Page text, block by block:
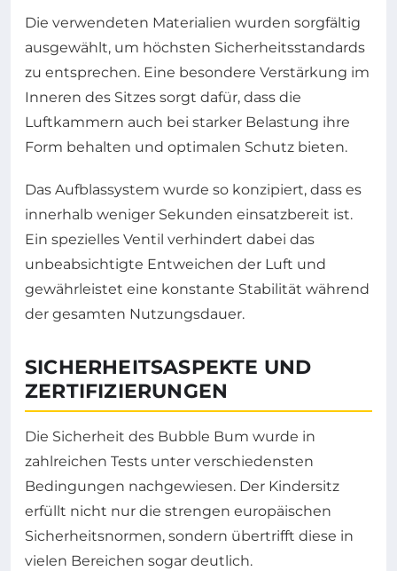
Die verwendeten Materialien wurden sorgfältig
ausgewählt, um höchsten Sicherheitsstandards
zu entsprechen. Eine besondere Verstärkung im
Inneren des Sitzes sorgt dafür, dass die
Luftkammern auch bei starker Belastung ihre
Form behalten und optimalen Schutz bieten.
Das Aufblassystem wurde so konzipiert, dass es
innerhalb weniger Sekunden einsatzbereit ist.
Ein spezielles Ventil verhindert dabei das
unbeabsichtigte Entweichen der Luft und
gewährleistet eine konstante Stabilität während
der gesamten Nutzungsdauer.
SICHERHEITSASPEKTE UND
ZERTIFIZIERUNGEN
Die Sicherheit des Bubble Bum wurde in
zahlreichen Tests unter verschiedensten
Bedingungen nachgewiesen. Der Kindersitz
erfüllt nicht nur die strengen europäischen
Sicherheitsnormen, sondern übertrifft diese in
vielen Bereichen sogar deutlich.